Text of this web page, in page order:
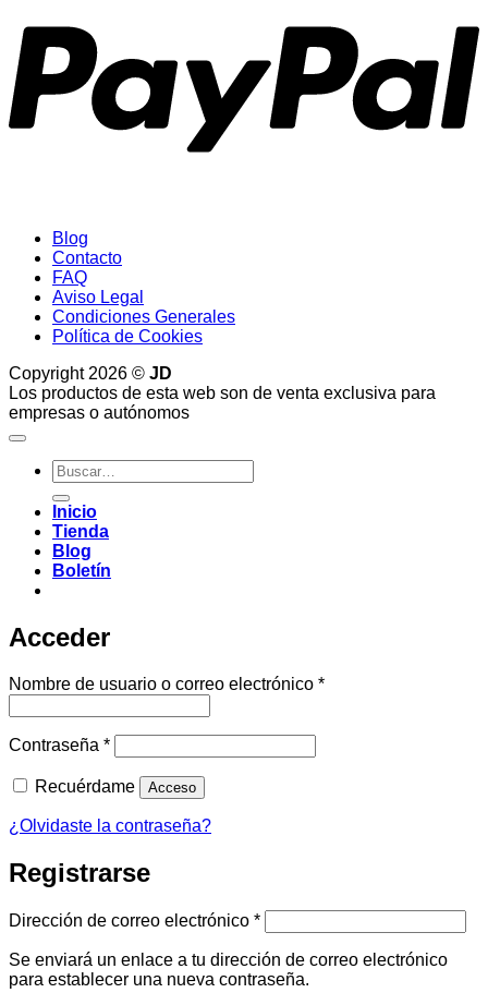
Blog
Contacto
FAQ
Aviso Legal
Condiciones Generales
Política de Cookies
Copyright 2026 © JD
Los productos de esta web son de venta exclusiva para
empresas o autónomos
Buscar
por:
Inicio
Tienda
Blog
Boletín
Acceder
Nombre de usuario o correo electrónico *Obligatorio
Contraseña *Obligatorio
Recuérdame Acceso
¿Olvidaste la contraseña?
Registrarse
Dirección de correo electrónico *Obligatorio
Se enviará un enlace a tu dirección de correo electrónico
para establecer una nueva contraseña.